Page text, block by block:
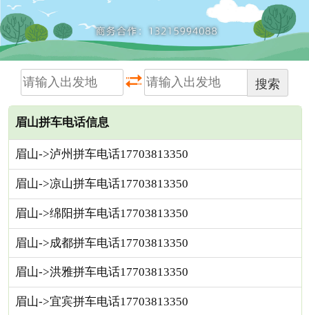
搜索
眉山拼车电话信息
眉山->泸州拼车电话17703813350
眉山->凉山拼车电话17703813350
眉山->绵阳拼车电话17703813350
眉山->成都拼车电话17703813350
眉山->洪雅拼车电话17703813350
眉山->宜宾拼车电话17703813350